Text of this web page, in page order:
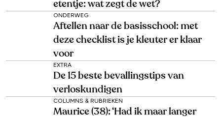
etentje: wat zegt de wet?
ONDERWEG
Aftellen naar de basisschool: met
deze checklist is je kleuter er klaar
voor
EXTRA
De 15 beste bevallingstips van
verloskundigen
COLUMNS & RUBRIEKEN
Maurice (38): ‘Had ik maar langer